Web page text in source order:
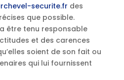
securite.fr des
que possible.
être tenu responsable
et des carences
soient de son fait ou
qui lui fournissent